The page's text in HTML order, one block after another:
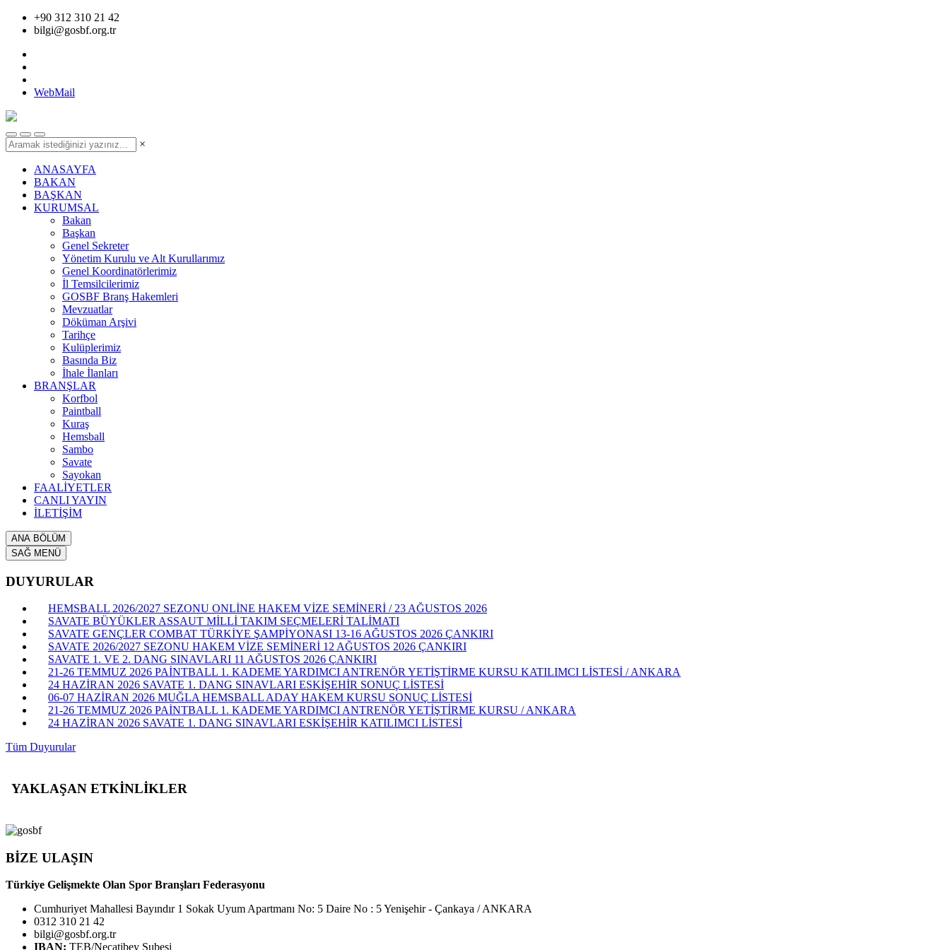
+90 312 310 21 42
bilgi@gosbf.org.tr
WebMail
×
ANASAYFA
BAKAN
BAŞKAN
KURUMSAL
Bakan
Başkan
Genel Sekreter
Yönetim Kurulu ve Alt Kurullarımız
Genel Koordinatörlerimiz
İl Temsilcilerimiz
GOSBF Branş Hakemleri
Mevzuatlar
Döküman Arşivi
Tarihçe
Kulüplerimiz
Basında Biz
İhale İlanları
BRANŞLAR
Korfbol
Paintball
Kuraş
Hemsball
Sambo
Savate
Sayokan
FAALİYETLER
CANLI YAYIN
İLETİŞİM
ANA BÖLÜM
SAĞ MENÜ
DUYURULAR
HEMSBALL 2026/2027 SEZONU ONLİNE HAKEM VİZE SEMİNERİ / 23 AĞUSTOS 2026
SAVATE BÜYÜKLER ASSAUT MİLLİ TAKIM SEÇMELERİ TALİMATI
SAVATE GENÇLER COMBAT TÜRKİYE ŞAMPİYONASI 13-16 AĞUSTOS 2026 ÇANKIRI
SAVATE 2026/2027 SEZONU HAKEM VİZE SEMİNERİ 12 AĞUSTOS 2026 ÇANKIRI
SAVATE 1. VE 2. DANG SINAVLARI 11 AĞUSTOS 2026 ÇANKIRI
21-26 TEMMUZ 2026 PAİNTBALL 1. KADEME YARDIMCI ANTRENÖR YETİŞTİRME KURSU KATILIMCI LİSTESİ / ANKARA
24 HAZİRAN 2026 SAVATE 1. DANG SINAVLARI ESKİŞEHİR SONUÇ LİSTESİ
06-07 HAZİRAN 2026 MUĞLA HEMSBALL ADAY HAKEM KURSU SONUÇ LİSTESİ
21-26 TEMMUZ 2026 PAİNTBALL 1. KADEME YARDIMCI ANTRENÖR YETİŞTİRME KURSU / ANKARA
24 HAZİRAN 2026 SAVATE 1. DANG SINAVLARI ESKİŞEHİR KATILIMCI LİSTESİ
Tüm Duyurular
YAKLAŞAN ETKİNLİKLER
BİZE ULAŞIN
Türkiye Gelişmekte Olan Spor Branşları Federasyonu
Cumhuriyet Mahallesi Bayındır 1 Sokak Uyum Apartmanı No: 5 Daire No : 5 Yenişehir - Çankaya / ANKARA
0312 310 21 42
bilgi@gosbf.org.tr
IBAN: TEB/Necatibey Şubesi